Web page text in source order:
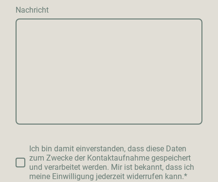
Nachricht
Ich bin damit einverstanden, dass diese Daten
zum Zwecke der Kontaktaufnahme gespeichert
und verarbeitet werden. Mir ist bekannt, dass ich
meine Einwilligung jederzeit widerrufen kann.*